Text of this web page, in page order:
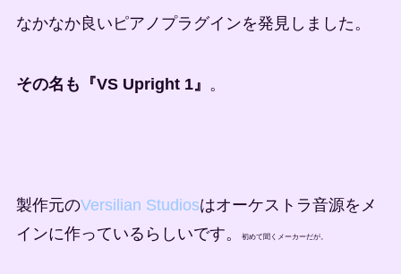
なかなか良いピアノプラグインを発見しました。
その名も『VS Upright 1』 。
製作元のVersilian Studiosはオーケストラ音源をメ
インに作っているらしいです。
初めて聞くメーカーだが。